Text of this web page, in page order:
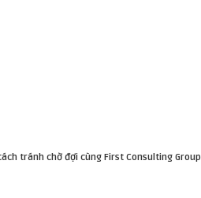
tránh chờ đợi cùng First Consulting Group